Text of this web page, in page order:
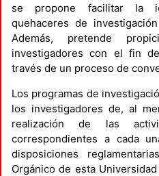
se propone facilitar la
quehaceres de
Además, pretende
investigadores con el fin
través de un proceso de
Los programas de
los investigadores de, al
realización de las
correspondientes a cada
disposiciones
Orgánico de esta